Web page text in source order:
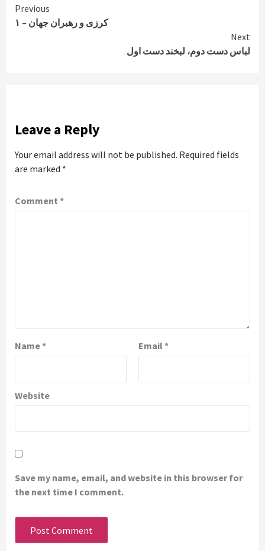
Continue
Reading
Previous
کرزی و رهبران جهان – ۱
Next
لباس دست دوم، لبخند دست اول
Leave a Reply
Your email address will not be published. Required fields
are marked *
Comment *
Name* Email*
Website
Save my name, email, and website in this browser for
the next time I comment.